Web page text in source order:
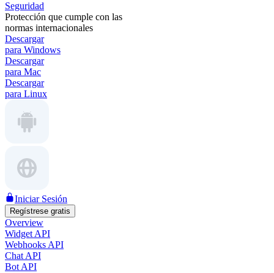
Seguridad
Protección que cumple con las
normas internacionales
Descargar
para Windows
Descargar
para Mac
Descargar
para Linux
Iniciar Sesión
Regístrese gratis
Overview
Widget API
Webhooks API
Chat API
Bot API